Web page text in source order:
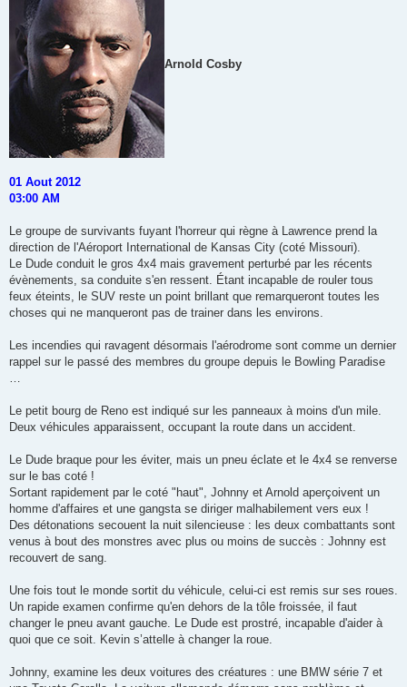
Arnold Cosby
01 Aout 2012
03:00 AM
Le groupe de survivants fuyant l'horreur qui règne à Lawrence prend la
direction de l'Aéroport International de Kansas City (coté Missouri).
Le Dude conduit le gros 4x4 mais gravement perturbé par les récents
évènements, sa conduite s'en ressent. Étant incapable de rouler tous
feux éteints, le SUV reste un point brillant que remarqueront toutes les
choses qui ne manqueront pas de trainer dans les environs.
Les incendies qui ravagent désormais l'aérodrome sont comme un dernier
rappel sur le passé des membres du groupe depuis le Bowling Paradise
…
Le petit bourg de Reno est indiqué sur les panneaux à moins d'un mile.
Deux véhicules apparaissent, occupant la route dans un accident.
Le Dude braque pour les éviter, mais un pneu éclate et le 4x4 se renverse
sur le bas coté !
Sortant rapidement par le coté "haut", Johnny et Arnold aperçoivent un
homme d'affaires et une gangsta se diriger malhabilement vers eux !
Des détonations secouent la nuit silencieuse : les deux combattants sont
venus à bout des monstres avec plus ou moins de succès : Johnny est
recouvert de sang.
Une fois tout le monde sortit du véhicule, celui-ci est remis sur ses roues.
Un rapide examen confirme qu'en dehors de la tôle froissée, il faut
changer le pneu avant gauche. Le Dude est prostré, incapable d'aider à
quoi que ce soit. Kevin s’attelle à changer la roue.
Johnny, examine les deux voitures des créatures : une BMW série 7 et